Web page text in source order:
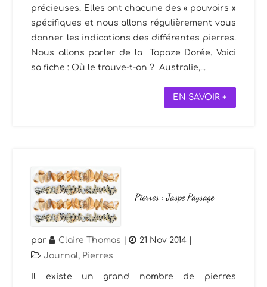
précieuses. Elles ont chacune des « pouvoirs »
spécifiques et nous allons régulièrement vous
donner les indications des différentes pierres.
Nous allons parler de la Topaze Dorée. Voici
sa fiche : Où le trouve-t-on ? Australie,...
EN SAVOIR +
Pierres : Jaspe Paysage
par Claire Thomas | 21 Nov 2014
Journal, Pierres
Il existe un grand nombre de pierres